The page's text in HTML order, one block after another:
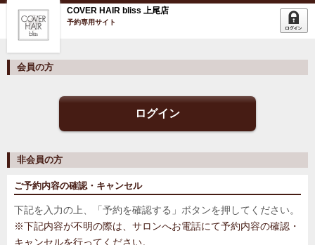
COVER HAIR bliss 上尾店
予約専用サイト
会員の方
ログイン
非会員の方
ご予約内容の確認・キャンセル
下記を入力の上、「予約を確認する」ボタンを押してください。
※下記内容が不明の際は、サロンへお電話にて予約内容の確認・
キャンセルを行ってください。